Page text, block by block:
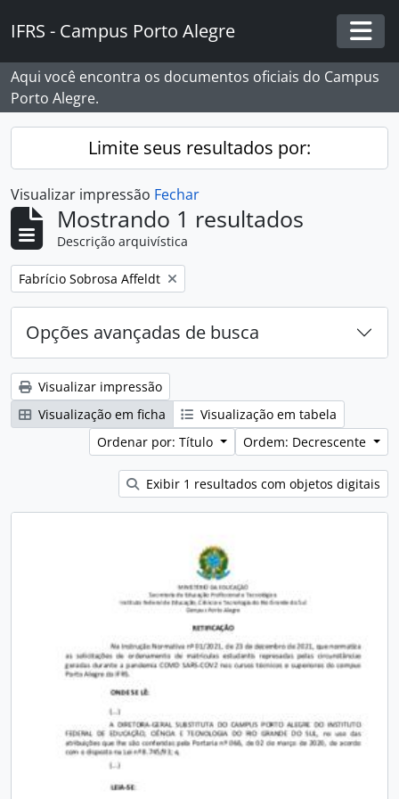
IFRS - Campus Porto Alegre
Aqui você encontra os documentos oficiais do Campus
Porto Alegre.
Limite seus resultados por:
Visualizar impressão Fechar
Mostrando 1 resultados
Descrição arquivística
Remover filtro:
Fabrício Sobrosa Affeldt
Opções avançadas de busca
Visualizar impressão
Visualização em ficha
Visualização em tabela
Ordenar por: Título
Ordem: Decrescente
Exibir 1 resultados com objetos digitais